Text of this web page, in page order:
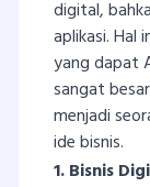
digital,
aplikasi. Hal
yang dapat
sangat
menjadi
ide bisnis.
1. Bisnis